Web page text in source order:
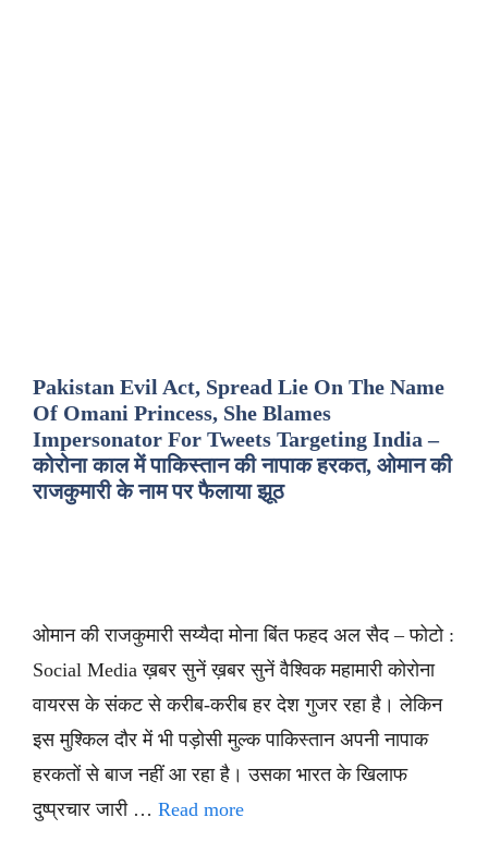
Pakistan Evil Act, Spread Lie On The Name
Of Omani Princess, She Blames
Impersonator For Tweets Targeting India –
कोरोना काल में पाकिस्तान की नापाक हरकत, ओमान की
राजकुमारी के नाम पर फैलाया झूठ
ओमान की राजकुमारी सय्यैदा मोना बिंत फहद अल सैद – फोटो :
Social Media ख़बर सुनें ख़बर सुनें वैश्विक महामारी कोरोना
वायरस के संकट से करीब-करीब हर देश गुजर रहा है। लेकिन
इस मुश्किल दौर में भी पड़ोसी मुल्क पाकिस्तान अपनी नापाक
हरकतों से बाज नहीं आ रहा है। उसका भारत के खिलाफ
दुष्प्रचार जारी … Read more